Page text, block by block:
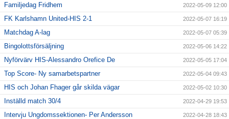
Familjedag Fridhem 2022-05-09 12:00
FK Karlshamn United-HIS 2-1 2022-05-07 16:19
Matchdag A-lag 2022-05-07 05:39
Bingolottsförsäljning 2022-05-06 14:22
Nyförvärv HIS-Alessandro Orefice De 2022-05-05 17:04
Top Score- Ny samarbetspartner 2022-05-04 09:43
HIS och Johan Fhager går skilda vägar 2022-05-02 10:30
Inställd match 30/4 2022-04-29 19:53
Intervju Ungdomssektionen- Per Andersson 2022-04-28 18:43